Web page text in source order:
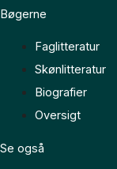
Bøgerne
Faglitteratur
Skønlitteratur
Biografier
Oversigt
Se også